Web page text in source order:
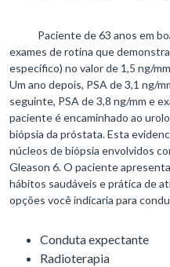
Paciente de 63 anos em
exames de rotina que
específico) no valor de 1,5 ng/
Um ano depois, PSA de 3,1 ng/
seguinte, PSA de 3,8 ng/mm e
paciente é encaminhado ao
biópsia da próstata. Esta
núcleos de biópsia envolvidos
Gleason 6. O paciente
hábitos saudáveis e prática de
opções você indicaria para
Conduta expectante
Radioterapia